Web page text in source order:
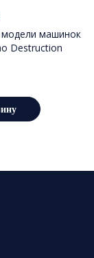
модели машинок
Destruction